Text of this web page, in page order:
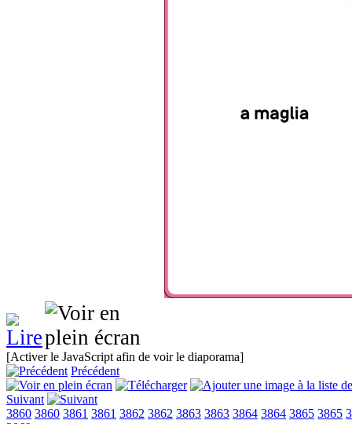
[Activer le JavaScript afin de voir le diaporama]
Précédent
Suivant
3860 3860 3861 3861 3862 3862 3863 3863 3864 3864 3865 3865